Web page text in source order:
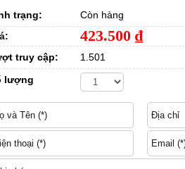
trạng:
Còn hàng
423.500 ₫
truy cập:
1.501
lượng